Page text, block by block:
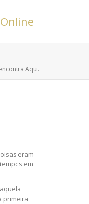
Aqui.
eram
em
primeira